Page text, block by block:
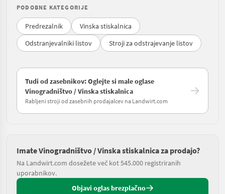
PODOBNE KATEGORIJE
Predrezalnik
Vinska stiskalnica
Odstranjevalniki listov
Stroji za odstrajevanje listov
Tudi od zasebnikov: Oglejte si male oglase
Vinogradništvo / Vinska stiskalnica
Rabljeni stroji od zasebnih prodajalcev na Landwirt.com
Imate Vinogradništvo / Vinska stiskalnica za prodajo?
Na Landwirt.com dosežete več kot 545.000 registriranih
uporabnikov.
Objavi oglas brezplačno